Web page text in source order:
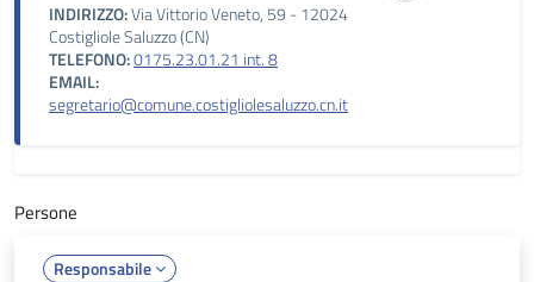
INDIRIZZO:Via Vittorio Veneto, 59 - 12024
Costigliole Saluzzo (CN)
TELEFONO:0175.23.01.21 int. 8
EMAIL:
segretario@comune.costigliolesaluzzo.cn.it
Persone
Responsabile